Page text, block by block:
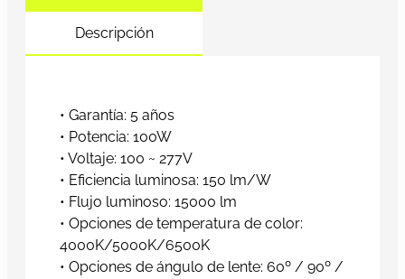
Descripción
• Garantía: 5 años
• Potencia: 100W
• Voltaje: 100 ~ 277V
• Eficiencia luminosa: 150 lm/W
• Flujo luminoso: 15000 lm
• Opciones de temperatura de color:
4000K/5000K/6500K
• Opciones de ángulo de lente: 60º / 90º /